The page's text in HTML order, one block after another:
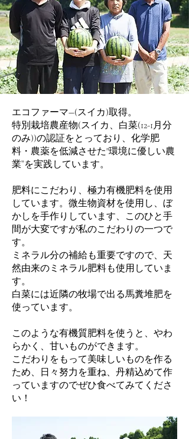
エコファーマ―(スイカ)取得。
特別栽培農産物(スイカ、白菜(12-1月分
のみ))の認証をとっており、化学肥
料・農薬を低減させた"環境に優しい農
業”を実践しています。
肥料にこだわり、極力有機肥料を使用
しています。微生物資材を使用し、ぼ
かしを手作りしています、このひと手
間が大変ですが私のこだわりの一つで
す。
ミネラル分の補給も重要ですので、天
然由来のミネラル肥料も使用していま
す。
白菜には近隣の牧場で出る馬糞堆肥を
使っています。
このような有機質肥料を使うと、やわ
らかく、甘いものができます。
こだわりをもって美味しいものを作る
ため、日々努力を重ね、丹精込めて作
っていますのでぜひ食べてみてくださ
い！